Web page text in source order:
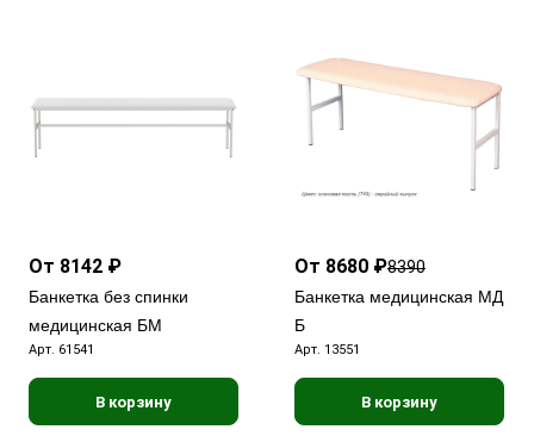
От 8142 ₽
Банкетка без спинки
медицинская БМ
Арт. 61541
В корзину
От 8680 ₽8390
Банкетка медицинская МД
Б
Арт. 13551
В корзину